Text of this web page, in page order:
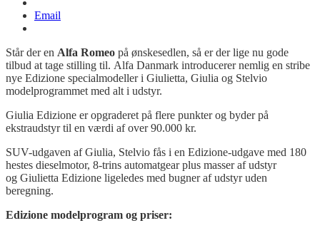
Email
Står der en Alfa Romeo på ønskesedlen, så er der lige nu gode
tilbud at tage stilling til. Alfa Danmark introducerer nemlig en stribe
nye Edizione specialmodeller i Giulietta, Giulia og Stelvio
modelprogrammet med alt i udstyr.
Giulia Edizione er opgraderet på flere punkter og byder på
ekstraudstyr til en værdi af over 90.000 kr.
SUV-udgaven af Giulia, Stelvio fås i en Edizione-udgave med 180
hestes dieselmotor, 8-trins automatgear plus masser af udstyr
og Giulietta Edizione ligeledes med bugner af udstyr uden
beregning.
Edizione modelprogram og priser: